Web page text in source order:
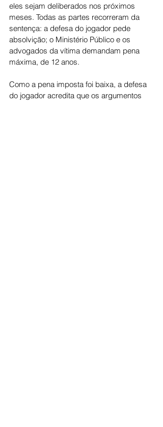
eles sejam deliberados nos próximos
meses. Todas as partes recorreram da
sentença: a defesa do jogador pede
absolvição; o Ministério Público e os
advogados da vítima demandam pena
máxima, de 12 anos.
Como a pena imposta foi baixa, a defesa
do jogador acredita que os argumentos